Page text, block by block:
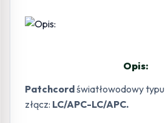
Opis:
Patchcordświatłowodowy typu
złącz: LC/APC-LC/APC.